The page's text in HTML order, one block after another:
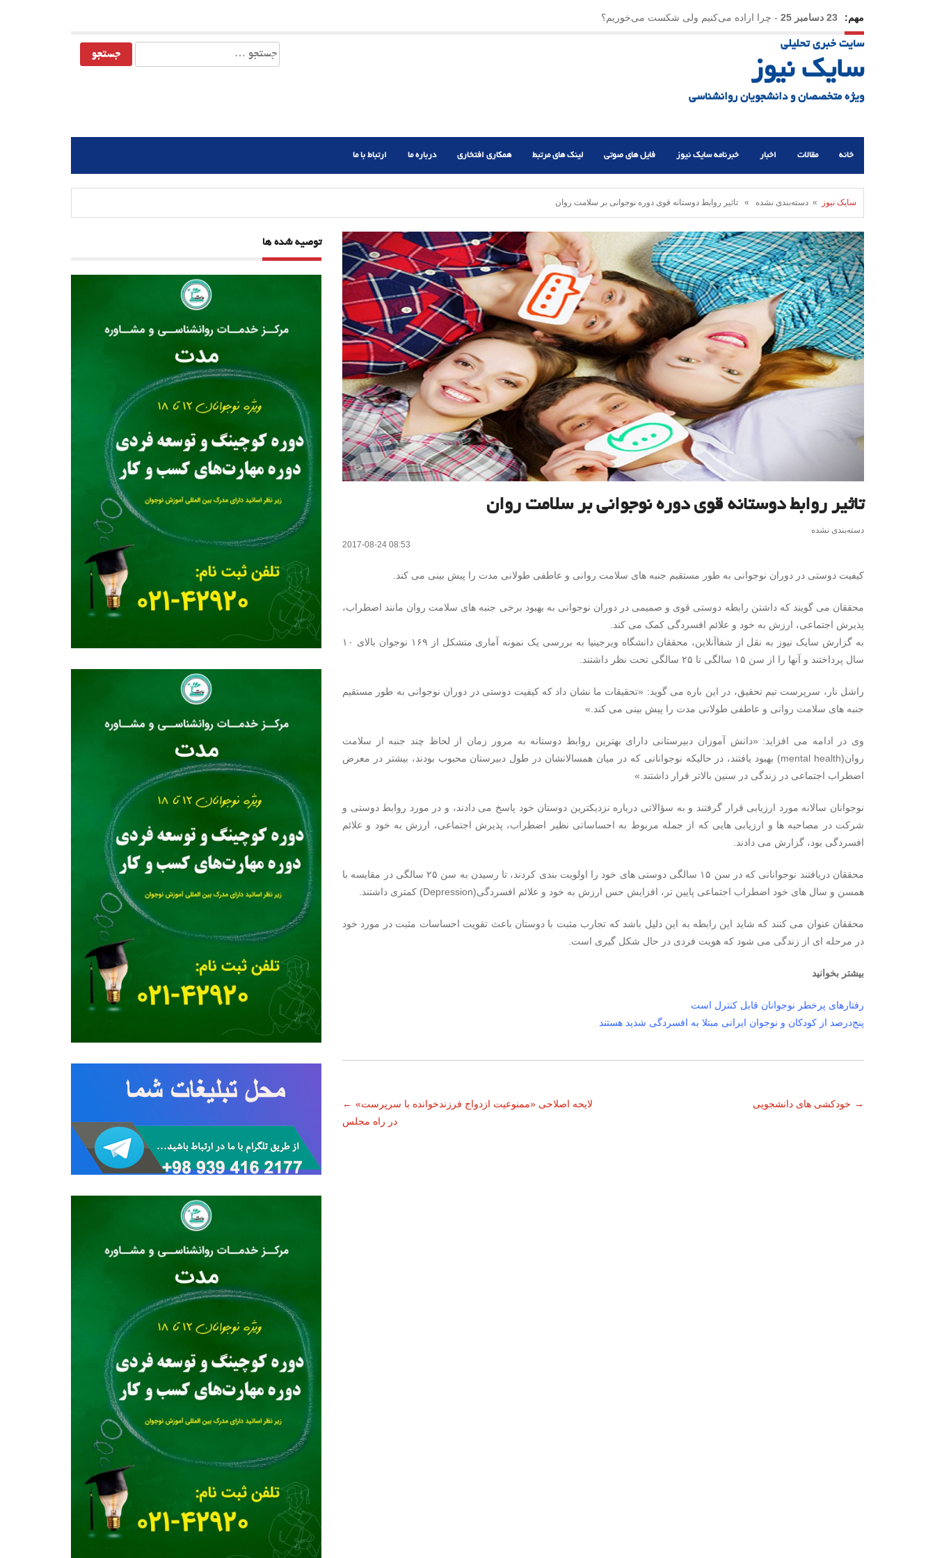
مهم: 23 دسامبر 25 - چرا اراده می‌کنیم ولی شکست می‌خوریم؟
21 دسامبر 25
سایت خبری تحلیلی
سایک نیوز
ویژه متخصصان و دانشجویان روانشناسی
جستجو
برای:
خانه مقالات اخبار خبرنامه سایک نیوز فایل های صوتی لینک های مرتبط همکاری افتخاری درباره ما ارتباط با ما
سایک نیوز » دسته‌بندی نشده » تاثیر روابط دوستانه قوی دوره نوجوانی بر سلامت روان
تاثیر روابط دوستانه قوی دوره نوجوانی بر سلامت روان
دسته‌بندی نشده
2017-08-24 08:53
کیفیت دوستی در دوران نوجوانی به طور مستقیم جنبه های سلامت روانی و عاطفی طولانی مدت را پیش بینی می کند.
محققان می گویند که داشتن رابطه دوستی قوی و صمیمی در دوران نوجوانی به بهبود برخی جنبه های سلامت روان مانند اضطراب،
پذیرش اجتماعی، ارزش به خود و علائم افسردگی کمک می کند.
به گزارش سایک نیوز به نقل از شفاآنلاین، محققان دانشگاه ویرجینیا به بررسی یک نمونه آماری متشکل از ۱۶۹ نوجوان بالای ۱۰
سال پرداختند و آنها را از سن ۱۵ سالگی تا ۲۵ سالگی تحت نظر داشتند.
راشل نار، سرپرست تیم تحقیق، در این باره می گوید: «تحقیقات ما نشان داد که کیفیت دوستی در دوران نوجوانی به طور مستقیم
جنبه های سلامت روانی و عاطفی طولانی مدت را پیش بینی می کند.»
وی در ادامه می افزاید: «دانش آموزان دبیرستانی دارای بهترین روابط دوستانه به مرور زمان از لحاظ چند جنبه از سلامت
روان(mental health) بهبود یافتند، در حالیکه نوجوانانی که در میان همسالانشان در طول دبیرستان محبوب بودند، بیشتر در معرض
اضطراب اجتماعی در زندگی در سنین بالاتر قرار داشتند.»
نوجوانان سالانه مورد ارزیابی قرار گرفتند و به سؤالاتی درباره نزدیکترین دوستان خود پاسخ می دادند، و در مورد روابط دوستی و
شرکت در مصاحبه ها و ارزیابی هایی که از جمله مربوط به احساساتی نظیر اضطراب، پذیرش اجتماعی، ارزش به خود و علائم
افسردگی بود، گزارش می دادند.
محققان دریافتند نوجوانانی که در سن ۱۵ سالگی دوستی های خود را اولویت بندی کردند، تا رسیدن به سن ۲۵ سالگی در مقایسه با
همسن و سال های خود اضطراب اجتماعی پایین تر، افزایش حس ارزش به خود و علائم افسردگی(Depression) کمتری داشتند.
محققان عنوان می کنند که شاید این رابطه به این دلیل باشد که تجارب مثبت با دوستان باعث تقویت احساسات مثبت در مورد خود
در مرحله ای از زندگی می شود که هویت فردی در حال شکل گیری است.
بیشتر بخوانید
رفتارهای پرخطر نوجوانان قابل کنترل است
پنج‌درصد از کودکان و نوجوان ایرانی مبتلا به افسردگی شدید هستند
ناوبری
← لایحه اصلاحی «ممنوعیت ازدواج فرزندخوانده با سرپرست»
در راه مجلس
خودکشی‌ های دانشجویی →
توصیه شده ها